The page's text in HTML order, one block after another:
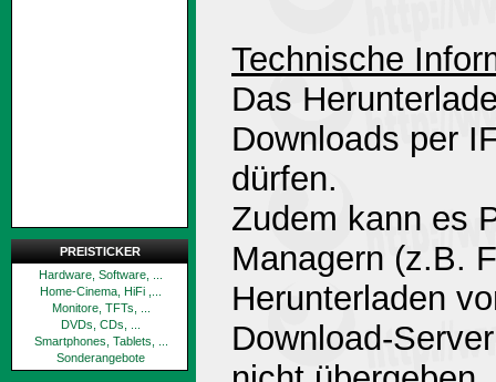
PREISTICKER
Hardware, Software, ...
Home-Cinema, HiFi ,...
Monitore, TFTs, ...
DVDs, CDs, ...
Smartphones, Tablets, ...
Sonderangebote
Technische
Das
Downloads per
dürfen.
Zudem kann es
Managern (z.B.
Herunterladen
Download-